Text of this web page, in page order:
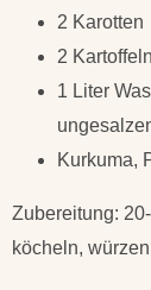
2 Karotten
2 Kartoffeln
1 Liter
Kurkuma,
Zubereitung:
köcheln,